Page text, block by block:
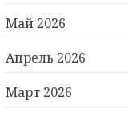
Май 2026
Апрель 2026
Март 2026